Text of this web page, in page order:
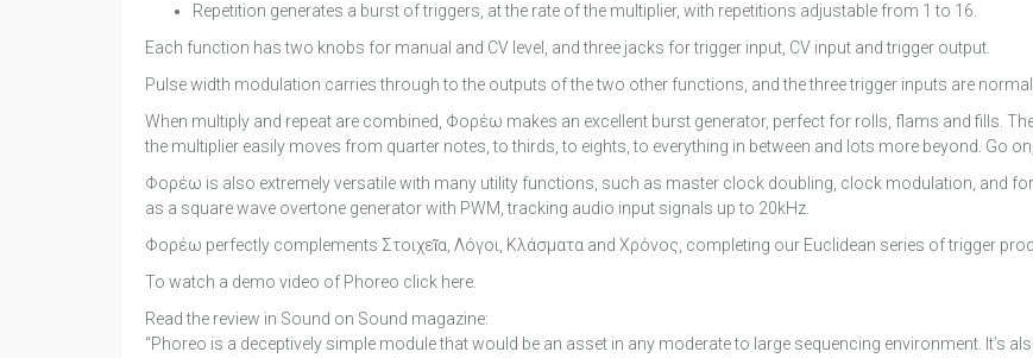
Repetition generates a burst of triggers, at the rate of the multiplier, with repetitions adjustable from 1 to 16.
Each function has two knobs for manual and CV level, and three jacks for trigger input, CV input and trigger output.
Pulse width modulation carries through to the outputs of the two other functions, and the three trigger inputs are
When multiply and repeat are combined, Φορέω makes an excellent burst generator, perfect for rolls, flams and fills.
the multiplier easily moves from quarter notes, to thirds, to eights, to everything in between and lots more beyond. Go
Φορέω is also extremely versatile with many utility functions, such as master clock doubling, clock modulation, and
as a square wave overtone generator with PWM, tracking audio input signals up to 20kHz.
Φορέω perfectly complements Στοιχεῖα, Λόγοι, Κλάσματα and Χρόνος, completing our Euclidean series of trigger
To watch a demo video of Phoreo click here.
Read the review in Sound on Sound magazine:
“Phoreo is a deceptively simple module that would be an asset in any moderate to large sequencing environment. It’s